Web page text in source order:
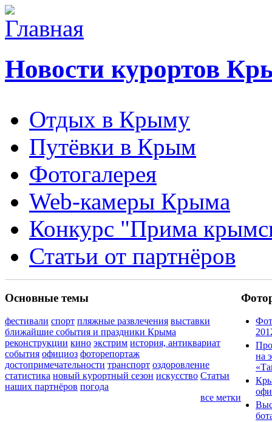
Новости курортов
Отдых в Крыму
Путёвки в Крым
Фотогалерея
Web-камеры Крыма
Конкурс "Прима
Статьи от партнёров
Основные темы
фестивали спорт пляжные развлечения выставки
ближайшие события и праздники Крыма
реконструкции кино экстрим история, антиквариат
события официоз фоторепортаж
достопримечательности транспорт оздоровление
статистика новый курортный сезон искусство Статьи
наших партнёров погода
все метки
на